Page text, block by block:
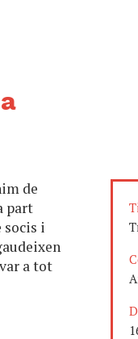
de
part
i
a tot